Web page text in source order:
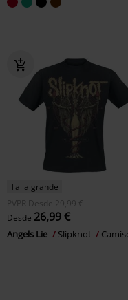
Talla grande
PVPR
Desde 29,99 €
Desde 26,99 €
Angels Lie Slipknot